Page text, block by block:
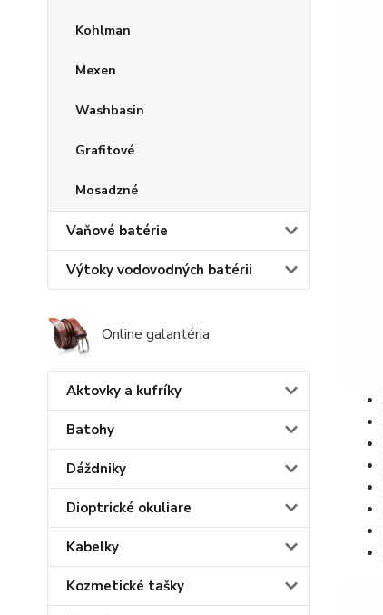
Kohlman
Mexen
Washbasin
Grafitové
Mosadzné
Vaňové batérie
Výtoky vodovodných batérii
Online galantéria
Aktovky a kufríky
Batohy
Dáždniky
Dioptrické okuliare
Kabelky
Kozmetické tašky